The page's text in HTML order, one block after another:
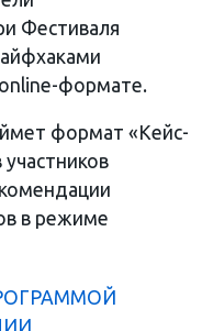
Фестиваля
формате.
формат «Кейс-
в режиме